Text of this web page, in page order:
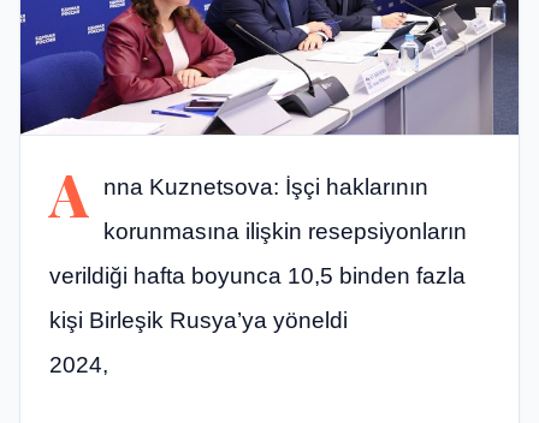
A
nna Kuznetsova: İşçi haklarının
korunmasına ilişkin resepsiyonların
verildiği hafta boyunca 10,5 binden fazla
kişi Birleşik Rusya’ya yöneldi
2024,